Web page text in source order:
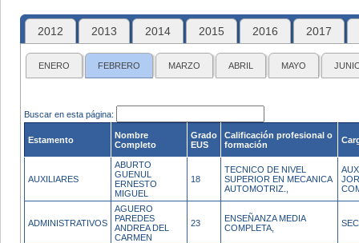
2012 2013 2014 2015 2016 2017
ENERO FEBRERO MARZO ABRIL MAYO
Buscar en esta página:
Estamento
Nombre
Completo
Grado
EUS
Calificación profesional o
formación
AUXILIARES
ABURTO
GUENUL
ERNESTO
MIGUEL
18
TECNICO DE NIVEL
SUPERIOR EN MECANICA
AUTOMOTRIZ.,
ADMINISTRATIVOS
AGUERO
PAREDES
ANDREA DEL
CARMEN
23
ENSEÑANZA MEDIA
COMPLETA,